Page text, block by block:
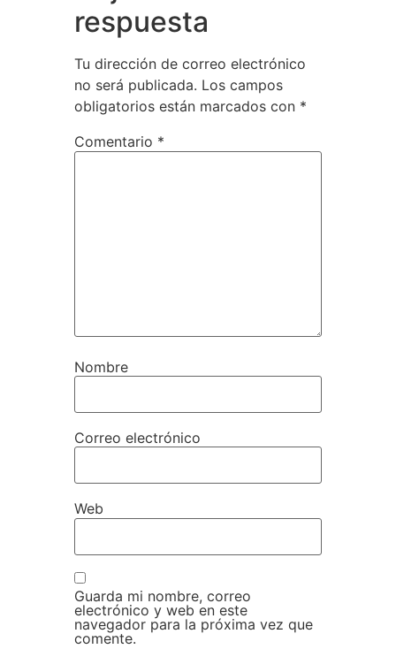
respuesta
Tu dirección de correo electrónico
no será publicada. Los campos
obligatorios están marcados con *
Comentario *
Nombre
Correo electrónico
Web
Guarda mi nombre, correo
electrónico y web en este
navegador para la próxima vez que
comente.